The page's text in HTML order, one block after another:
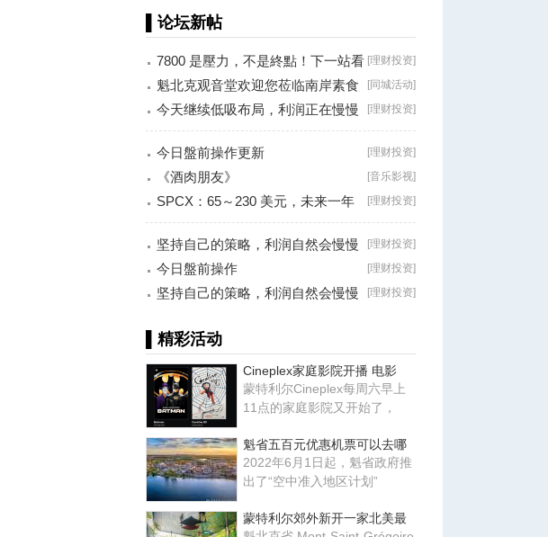
▌论坛新帖
[理财投资]
7800 是壓力，不是終點！下一站看
8000？
[同城活动]
魁北克观音堂欢迎您莅临南岸素食
分享会！
[理财投资]
今天继续低吸布局，利润正在慢慢
兑现！
[理财投资]
今日盤前操作更新
[音乐影视]
《酒肉朋友》
[理财投资]
SPCX：65～230 美元，未来一年
最大的机会？
[理财投资]
坚持自己的策略，利润自然会慢慢
累积！
[理财投资]
今日盤前操作
[理财投资]
坚持自己的策略，利润自然会慢慢
▌精彩活动
Cineplex家庭影院开播 电影
蒙特利尔Cineplex每周六早上
11点的家庭影院又开始了，
魁省五百元优惠机票可以去哪
2022年6月1日起，魁省政府推
出了“空中准入地区计划”
蒙特利尔郊外新开一家北美最